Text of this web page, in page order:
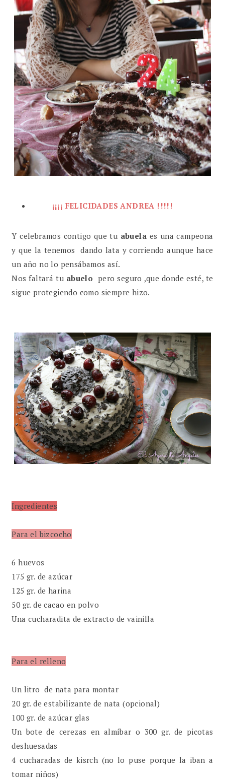
¡¡¡¡ FELICIDADES ANDREA !!!!!
Y celebramos contigo que tu abuela es una campeona
y que la tenemos dando lata y corriendo aunque hace
un año no lo pensábamos así.
Nos faltará tu abuelo pero seguro ,que donde esté, te
sigue protegiendo como siempre hizo.
Ingredientes
Para el bizcocho
6 huevos
175 gr. de azúcar
125 gr. de harina
50 gr. de cacao en polvo
Una cucharadita de extracto de vainilla
Para el relleno
Un litro de nata para montar
20 gr. de estabilizante de nata (opcional)
100 gr. de azúcar glas
Un bote de cerezas en almíbar o 300 gr. de picotas
deshuesadas
4 cucharadas de kisrch (no lo puse porque la iban a
tomar niños)